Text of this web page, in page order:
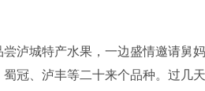
城特产水果，一边盛情邀请舅
冠、泸丰等二十来个品种。过几